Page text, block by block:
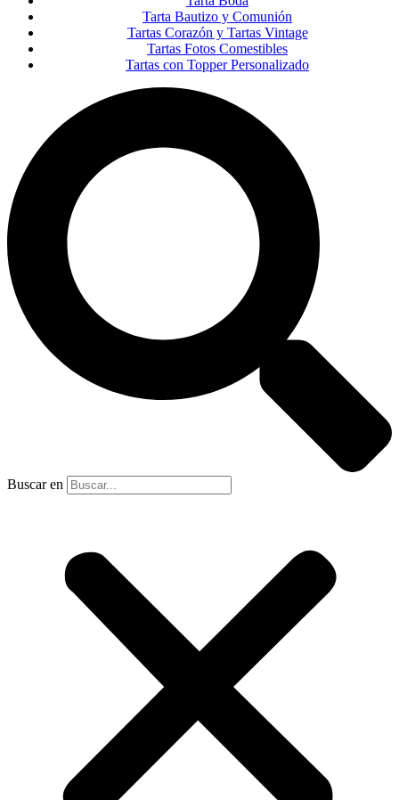
Tarta Bautizo y Comunión
Tartas Corazón y Tartas Vintage
Tartas Fotos Comestibles
Tartas con Topper Personalizado
Buscar en